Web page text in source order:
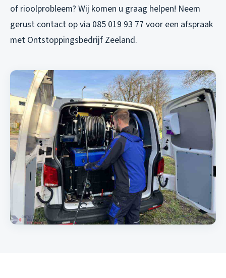
of rioolprobleem? Wij komen u graag helpen! Neem
gerust contact op via 085 019 93 77 voor een afspraak
met Ontstoppingsbedrijf Zeeland.